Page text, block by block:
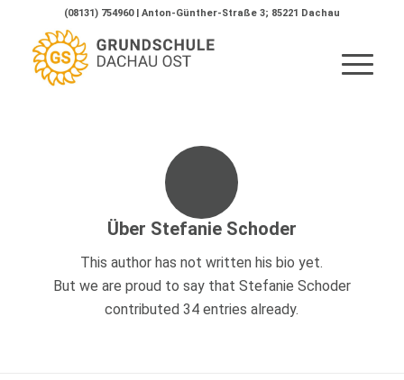
(08131) 754960 | Anton-Günther-Straße 3; 85221 Dachau
Über Stefanie Schoder
This author has not written his bio yet.
But we are proud to say that Stefanie Schoder
contributed 34 entries already.